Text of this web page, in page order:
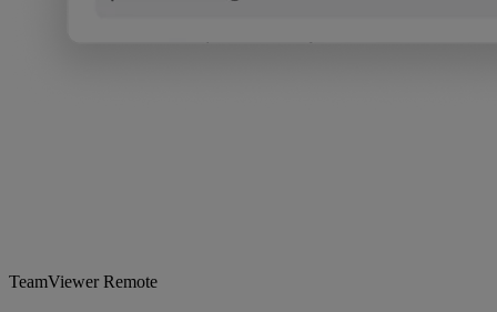
TeamViewer Remote